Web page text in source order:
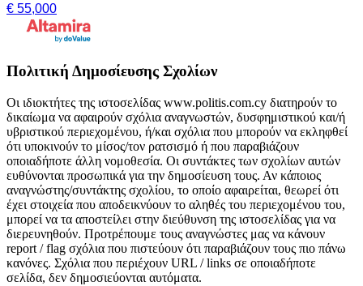
€ 55,000
Πολιτική Δημοσίευσης Σχολίων
Οι ιδιοκτήτες της ιστοσελίδας www.politis.com.cy διατηρούν το
δικαίωμα να αφαιρούν σχόλια αναγνωστών, δυσφημιστικού και/ή
υβριστικού περιεχομένου, ή/και σχόλια που μπορούν να εκληφθεί
ότι υποκινούν το μίσος/τον ρατσισμό ή που παραβιάζουν
οποιαδήποτε άλλη νομοθεσία. Οι συντάκτες των σχολίων αυτών
ευθύνονται προσωπικά για την δημοσίευση τους. Αν κάποιος
αναγνώστης/συντάκτης σχολίου, το οποίο αφαιρείται, θεωρεί ότι
έχει στοιχεία που αποδεικνύουν το αληθές του περιεχομένου του,
μπορεί να τα αποστείλει στην διεύθυνση της ιστοσελίδας για να
διερευνηθούν. Προτρέπουμε τους αναγνώστες μας να κάνουν
report / flag σχόλια που πιστεύουν ότι παραβιάζουν τους πιο πάνω
κανόνες. Σχόλια που περιέχουν URL / links σε οποιαδήποτε
σελίδα, δεν δημοσιεύονται αυτόματα.